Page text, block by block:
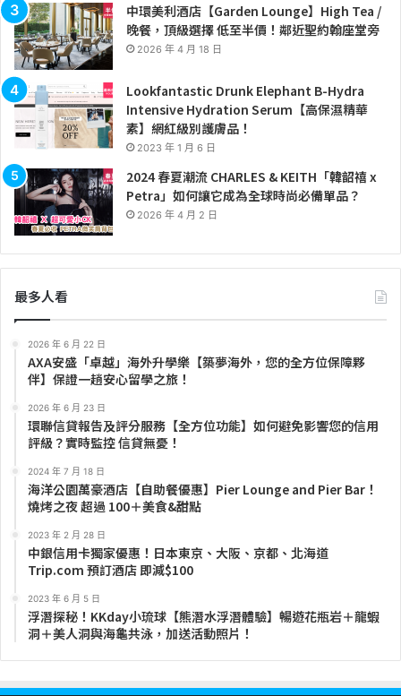
中環美利酒店【Garden Lounge】High Tea /
晚餐，頂級選擇 低至半價！鄰近聖約翰座堂旁
2026 年 4 月 18 日
Lookfantastic Drunk Elephant B-Hydra
Intensive Hydration Serum【高保濕精華
素】網紅級別護膚品！
2023 年 1 月 6 日
2024 春夏潮流 CHARLES & KEITH「韓韶禧 x
Petra」如何讓它成為全球時尚必備單品？
2026 年 4 月 2 日
最多人看
2026 年 6 月 22 日
AXA安盛「卓越」海外升學樂【築夢海外，您的全方位保障夥
伴】保證一趟安心留學之旅！
2026 年 6 月 23 日
環聯信貸報告及評分服務【全方位功能】如何避免影響您的信用
評級？實時監控 信貸無憂！
2024 年 7 月 18 日
海洋公園萬豪酒店【自助餐優惠】Pier Lounge and Pier Bar！
燒烤之夜 超過 100＋美食&甜點
2023 年 2 月 28 日
中銀信用卡獨家優惠！日本東京、大阪、京都、北海道
Trip.com 預訂酒店 即減$100
2023 年 6 月 5 日
浮潛探秘！KKday小琉球【熊潛水浮潛體驗】暢遊花瓶岩＋龍蝦
洞＋美人洞與海龜共泳，加送活動照片！